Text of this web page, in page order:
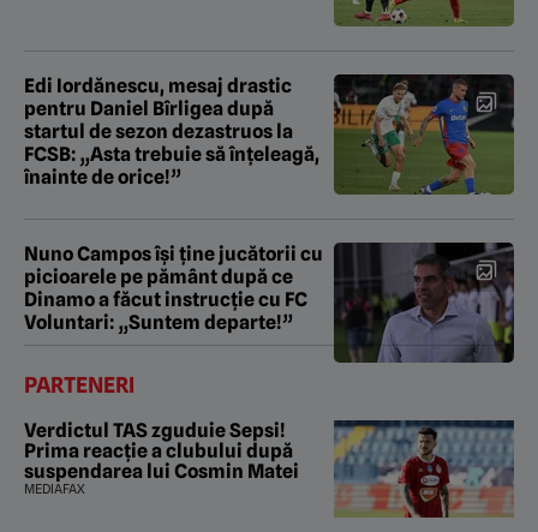
Edi Iordănescu, mesaj drastic
pentru Daniel Bîrligea după
startul de sezon dezastruos la
FCSB: „Asta trebuie să înțeleagă,
înainte de orice!”
Nuno Campos își ține jucătorii cu
picioarele pe pământ după ce
Dinamo a făcut instrucție cu FC
Voluntari: „Suntem departe!”
PARTENERI
Verdictul TAS zguduie Sepsi!
Prima reacție a clubului după
suspendarea lui Cosmin Matei
MEDIAFAX